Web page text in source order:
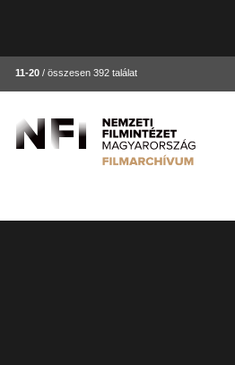
11-20 / összesen 392 találat